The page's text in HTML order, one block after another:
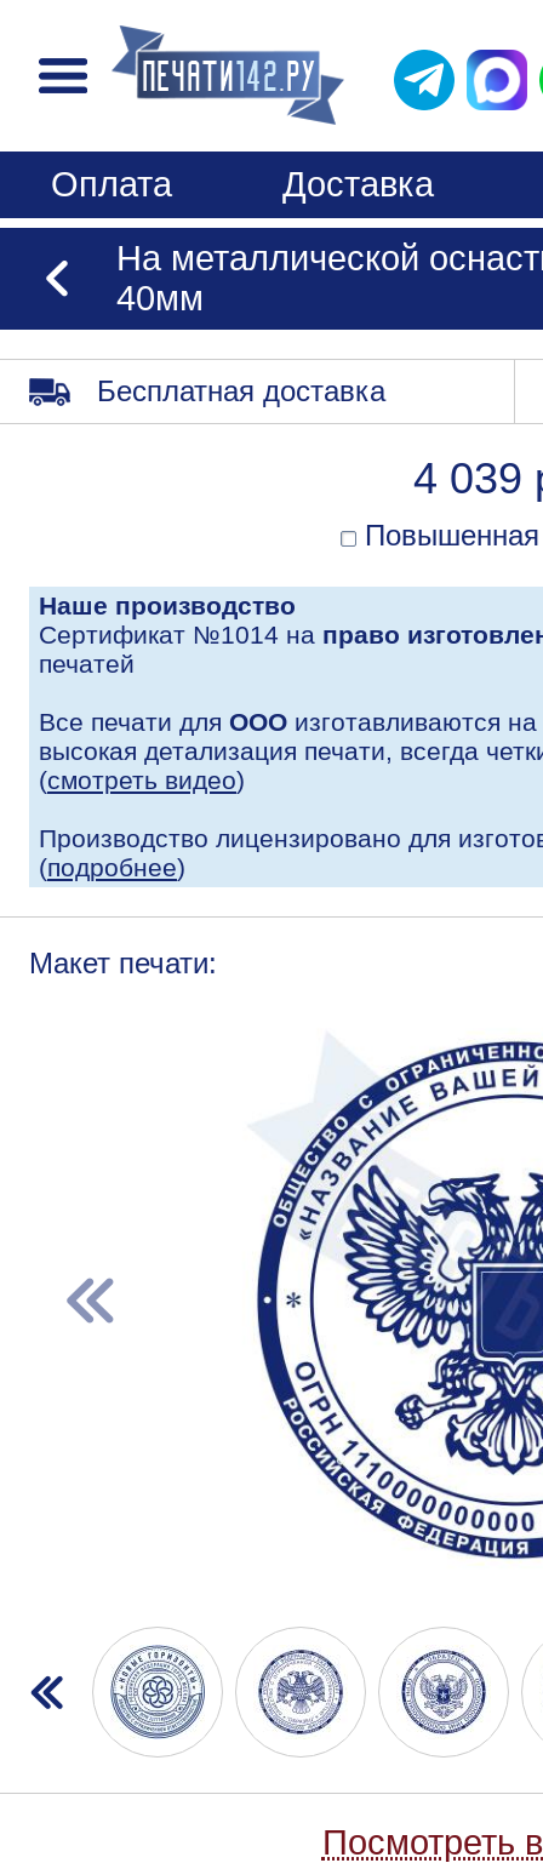
Оплата
Доставка
На металлической
40мм
Бесплатная доставка
4 039
Повышенная
Наше производство
Сертификат №1014 на право
печатей
Все печати для ООО изготавливаются
высокая детализация печати, всегда
(смотреть видео)
Производство лицензировано для
(подробнее)
Макет печати:
Посмотреть